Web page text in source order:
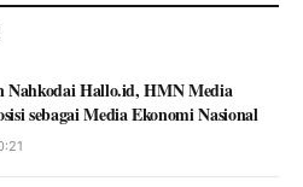
Nahkodai Hallo.id, HMN Media
sebagai Media Ekonomi Nasional